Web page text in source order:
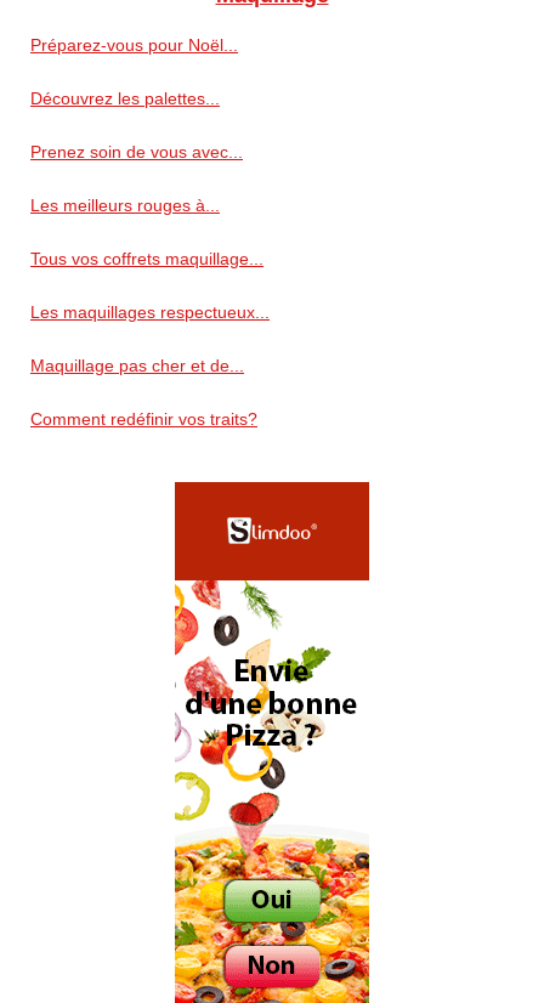
Préparez-vous pour Noël...
Découvrez les palettes...
Prenez soin de vous avec...
Les meilleurs rouges à...
Tous vos coffrets maquillage...
Les maquillages respectueux...
Maquillage pas cher et de...
Comment redéfinir vos traits?